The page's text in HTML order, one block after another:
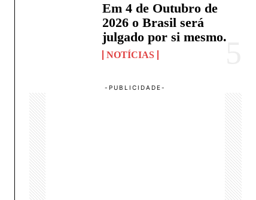
Em 4 de Outubro de
2026 o Brasil será
julgado por si mesmo.
NOTÍCIAS